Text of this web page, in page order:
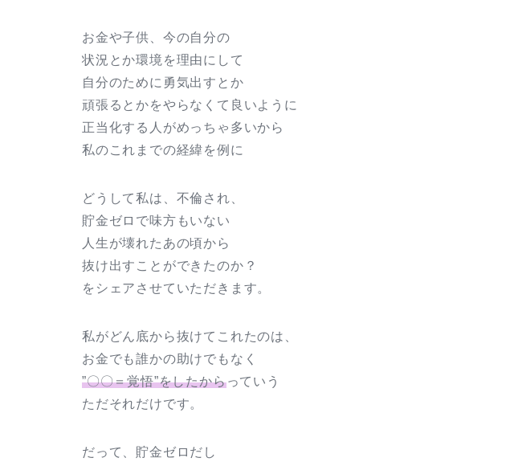
お金や子供、今の自分の
状況とか環境を理由にして
自分のために勇気出すとか
頑張るとかをやらなくて良いように
正当化する人がめっちゃ多いから
私のこれまでの経緯を例に
どうして私は、不倫され、
貯金ゼロで味方もいない
人生が壊れたあの頃から
抜け出すことができたのか？
をシェアさせていただきます。
私がどん底から抜けてこれたのは、
お金でも誰かの助けでもなく
”〇〇＝覚悟”をしたからっていう
ただそれだけです。
だって、貯金ゼロだし